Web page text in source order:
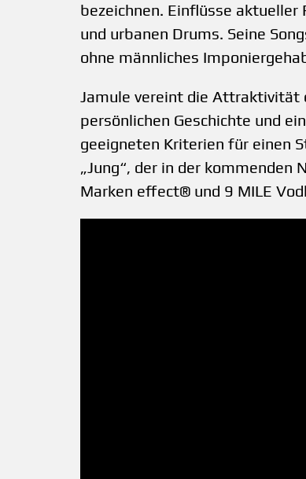
bezeichnen. Einflüsse
und urbanen Drums. Seine
ohne männliches
Jamule vereint die Attraktivität
persönlichen Geschichte und
geeigneten Kriterien für einen
„Jung“, der in der
Marken effect® und 9 MILE